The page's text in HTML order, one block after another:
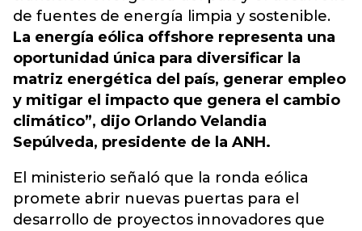
de fuentes de energía limpia y sostenible.
La energía eólica offshore representa una
oportunidad única para diversificar la
matriz energética del país, generar empleo
y mitigar el impacto que genera el cambio
climático”, dijo Orlando Velandia
Sepúlveda, presidente de la ANH.
El ministerio señaló que la ronda eólica
promete abrir nuevas puertas para el
desarrollo de proyectos innovadores que